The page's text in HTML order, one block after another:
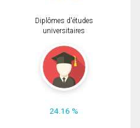
Diplômes d'études
universitaires
24.16 %